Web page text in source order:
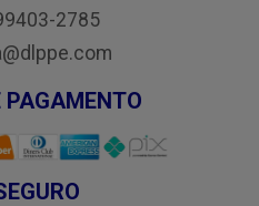
2785
PAGAMENTO